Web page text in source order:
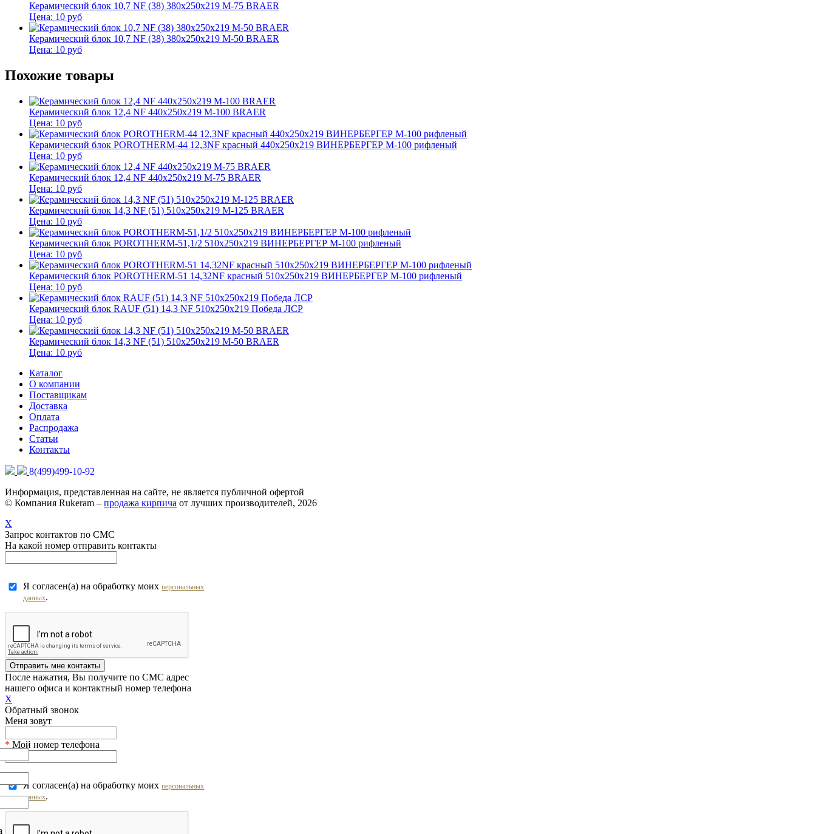
Керамический блок 10,7 NF (38) 380x250x219 М-75 BRAER
Цена: 10 руб
Керамический блок 10,7 NF (38) 380x250x219 М-50 BRAER
Цена: 10 руб
Похожие товары
Керамический блок 12,4 NF 440x250x219 М-100 BRAER
Цена: 10 руб
Керамический блок POROTHERM-44 12,3NF красный 440x250x219 ВИНЕРБЕРГЕР М-100 рифленый
Цена: 10 руб
Керамический блок 12,4 NF 440x250x219 М-75 BRAER
Цена: 10 руб
Керамический блок 14,3 NF (51) 510x250x219 М-125 BRAER
Цена: 10 руб
Керамический блок POROTHERM-51,1/2 510x250x219 ВИНЕРБЕРГЕР М-100 рифленый
Цена: 10 руб
Керамический блок POROTHERM-51 14,32NF красный 510x250x219 ВИНЕРБЕРГЕР М-100 рифленый
Цена: 10 руб
Керамический блок RAUF (51) 14,3 NF 510x250x219 Победа ЛСР
Цена: 10 руб
Керамический блок 14,3 NF (51) 510x250x219 М-50 BRAER
Цена: 10 руб
Каталог
О компании
Поставщикам
Доставка
Оплата
Распродажа
Статьи
Контакты
8(499)499-10-92
Информация, представленная на сайте, не является публичной офертой
© Компания Rukeram – продажа кирпича от лучших производителей, 2026
X
Запрос контактов по СМС
На какой номер отправить контакты
Я согласен(а) на обработку моихперсональных
данных.
Отправить мне контакты
После нажатия, Вы получите по СМС адрес
нашего офиса и контактный номер телефона
X
Обратный звонок
Меня зовут
* Мой номер телефона
Я согласен(а) на обработку моихперсональных
данных.
обработку моихперсональных